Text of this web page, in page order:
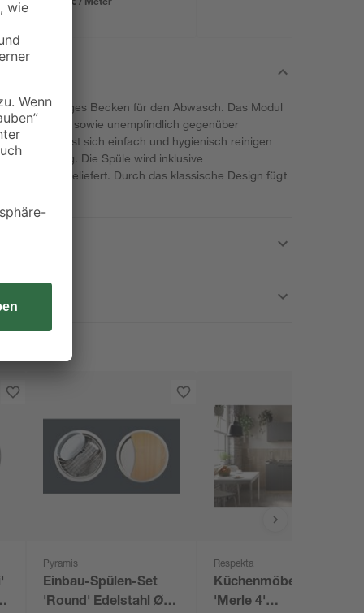
ein geräumiges Becken für den Abwasch. Das Modul
sowie unempfindlich gegenüber
Es lässt sich einfach und hygienisch reinigen
Dichtung. Die Spüle wird inklusive
geliefert. Durch das klassische Design fügt
Pyramis
Einbau-Spülen-Set
'Round' Edelstahl Ø
Respekta
Küchenmöbel-Set
'Merle 4'